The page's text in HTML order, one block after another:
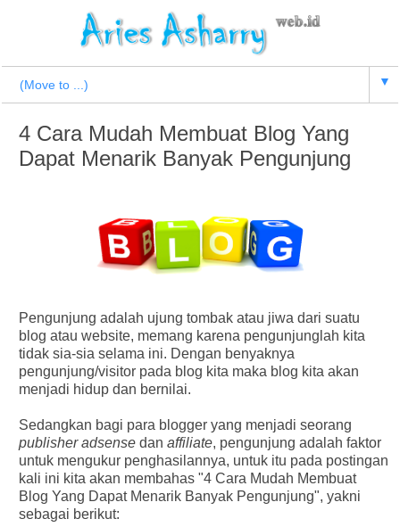
▼
4 Cara Mudah Membuat Blog Yang
Dapat Menarik Banyak Pengunjung
Pengunjung adalah ujung tombak atau jiwa dari suatu
blog atau website, memang karena pengunjunglah kita
tidak sia-sia selama ini. Dengan benyaknya
pengunjung/visitor pada blog kita maka blog kita akan
menjadi hidup dan bernilai.
Sedangkan bagi para blogger yang menjadi seorang
publisher adsensedan affiliate, pengunjung adalah faktor
untuk mengukur penghasilannya, untuk itu pada postingan
kali ini kita akan membahas "4 Cara Mudah Membuat
Blog Yang Dapat Menarik Banyak Pengunjung", yakni
sebagai berikut: